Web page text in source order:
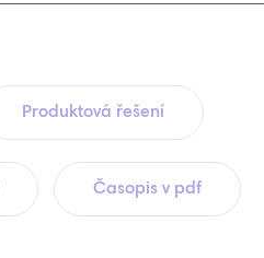
Produktová řešení
Časopis v pdf